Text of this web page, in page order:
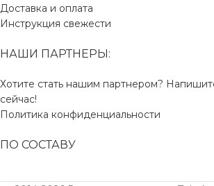
Доставка и оплата
Инструкция свежести
НАШИ ПАРТНЕРЫ:
Хотите стать нашим партнером?
сейчас!
Политика конфиденциальности
ПО СОСТАВУ